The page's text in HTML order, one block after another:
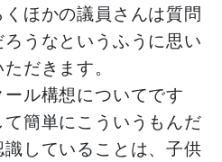
ほかの議員さんは質問
うなというふうに思い
だきます。
ル構想についてです
簡単にこういうもんだ
していることは、子供